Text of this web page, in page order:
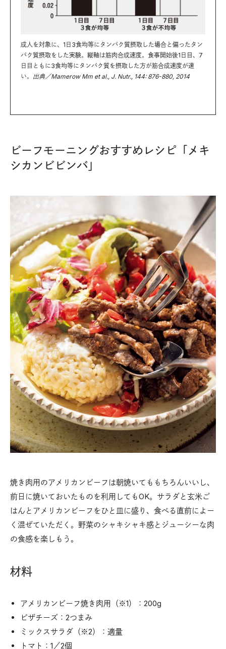
成人を対象に、1日3食均等にタンパク質摂取した場合と偏ったタン
パク質摂取をした実験。縦軸は筋肉合成速度。食事開始後1日目、7
日目ともに3食均等にタンパク質を摂取した方が筋合成速度が速
い。 出典／Mamerow Mm et al., J. Nutr., 144: 876-880, 2014
ビーフモーニングおすすめレシピ「メキ
シカンビビンバ」
焼き肉用のアメリカンビーフは朝焼いてももちろんいいし、
前日に焼いておいたものを利用してもOK。サラダと玄米ご
はんとアメリカンビーフをひと皿に盛り、食べる直前によー
く混ぜていただく。野菜のシャキシャキ感とジューシーな肉
の食感を楽しもう。
材料
アメリカンビーフ焼き肉用（※1）：200g
ピザチーズ：2つまみ
ミックスサラダ（※2）：適量
トマト：1／2個